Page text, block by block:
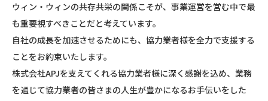
ウィン・ウィンの共存共栄の関係こそが、事業運営を営む中で最
も重要視すべきことだと考えています。
自社の成長を加速させるためにも、協力業者様を全力で支援する
ことをお約束いたします。
株式会社APJを支えてくれる協力業者様に深く感謝を込め、業務
を通じて協力業者の皆さまの人生が豊かになるお手伝いをした